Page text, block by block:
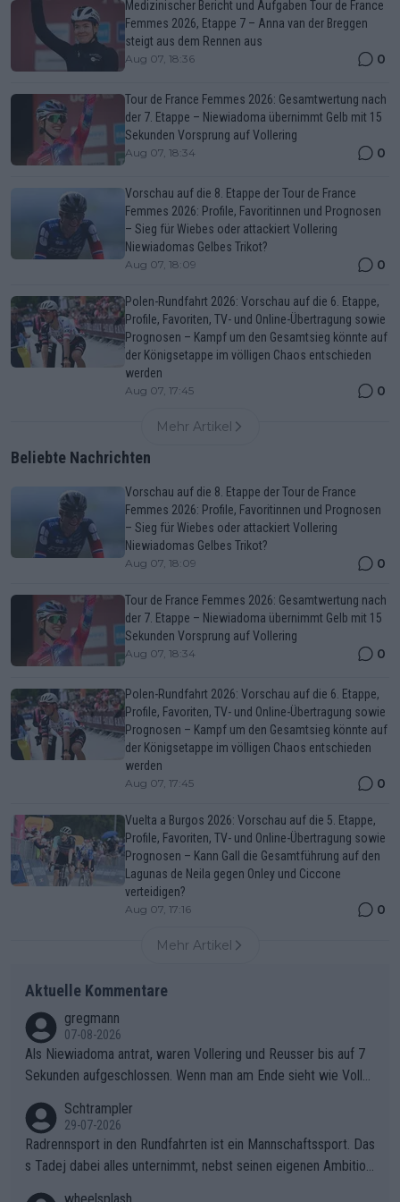
Medizinischer Bericht und Aufgaben Tour de France
Femmes 2026, Etappe 7 – Anna van der Breggen
steigt aus dem Rennen aus
Aug 07, 18:36 0
Tour de France Femmes 2026: Gesamtwertung nach
der 7. Etappe – Niewiadoma übernimmt Gelb mit 15
Sekunden Vorsprung auf Vollering
Aug 07, 18:34 0
Vorschau auf die 8. Etappe der Tour de France
Femmes 2026: Profile, Favoritinnen und Prognosen
– Sieg für Wiebes oder attackiert Vollering
Niewiadomas Gelbes Trikot?
Aug 07, 18:09 0
Polen-Rundfahrt 2026: Vorschau auf die 6. Etappe,
Profile, Favoriten, TV- und Online-Übertragung sowie
Prognosen – Kampf um den Gesamtsieg könnte auf
der Königsetappe im völligen Chaos entschieden
werden
Aug 07, 17:45 0
Mehr Artikel
Beliebte Nachrichten
Vorschau auf die 8. Etappe der Tour de France
Femmes 2026: Profile, Favoritinnen und Prognosen
– Sieg für Wiebes oder attackiert Vollering
Niewiadomas Gelbes Trikot?
Aug 07, 18:09 0
Tour de France Femmes 2026: Gesamtwertung nach
der 7. Etappe – Niewiadoma übernimmt Gelb mit 15
Sekunden Vorsprung auf Vollering
Aug 07, 18:34 0
Polen-Rundfahrt 2026: Vorschau auf die 6. Etappe,
Profile, Favoriten, TV- und Online-Übertragung sowie
Prognosen – Kampf um den Gesamtsieg könnte auf
der Königsetappe im völligen Chaos entschieden
werden
Aug 07, 17:45 0
Vuelta a Burgos 2026: Vorschau auf die 5. Etappe,
Profile, Favoriten, TV- und Online-Übertragung sowie
Prognosen – Kann Gall die Gesamtführung auf den
Lagunas de Neila gegen Onley und Ciccone
verteidigen?
Aug 07, 17:16 0
Mehr Artikel
Aktuelle Kommentare
gregmann
07-08-2026
Als Niewiadoma antrat, waren Vollering und Reusser bis auf 7
Sekunden aufgeschlossen. Wenn man am Ende sieht wie Voller
ering die 7 Sekunden zu Niewiadoma nicht geschlossen hat un
d den Abstand hat anwachsen lassen. Ein schwerer taktischer
Fehler, der den Tour Sieg kosten wird.Diese Beobachtung trifft
Schtrampler
29-07-2026
Radrennsport in den Rundfahrten ist ein Mannschaftssport. Das
s Tadej dabei alles unternimmt, nebst seinen eigenen Ambition